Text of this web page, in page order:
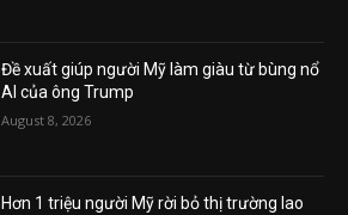
Đề xuất giúp người Mỹ làm giàu từ bùng nổ
AI của ông Trump
August 8, 2026
Hơn 1 triệu người Mỹ rời bỏ thị trường lao